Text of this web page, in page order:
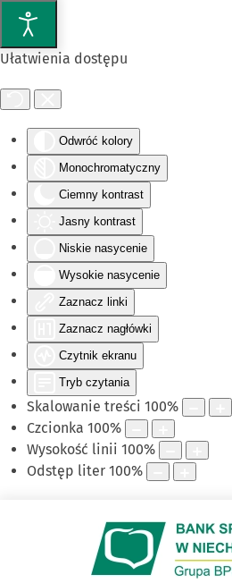
Ułatwienia dostępu
Odwróć kolory
Monochromatyczny
Ciemny kontrast
Jasny kontrast
Niskie nasycenie
Wysokie nasycenie
Zaznacz linki
Zaznacz nagłówki
Czytnik ekranu
Tryb czytania
Skalowanie treści 100%
Czcionka 100%
Wysokość linii 100%
Odstęp liter 100%
Przejdź do głównej treści